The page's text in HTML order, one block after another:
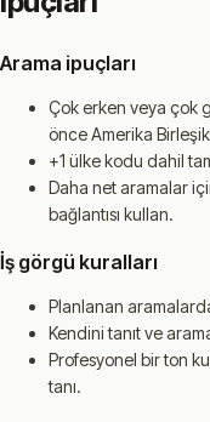
Arama ipuçları
Çok erken veya çok
önce Amerika
+1 ülke kodu dahil
Daha net aramalar
bağlantısı kullan.
İş görgü kuralları
Planlanan
Kendini tanıt ve
Profesyonel bir ton
tanı.